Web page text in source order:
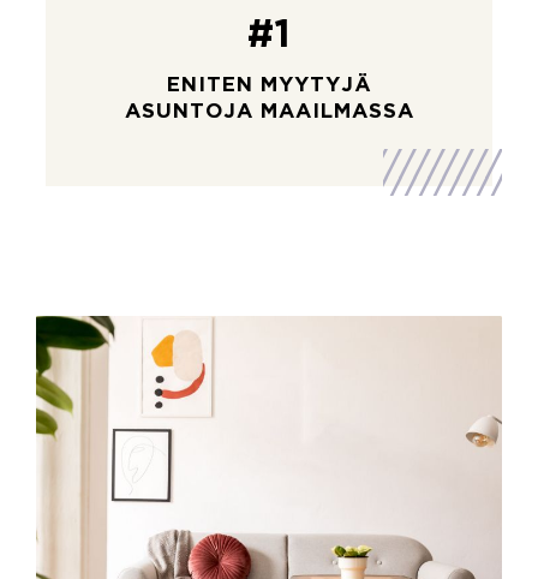
#1
ENITEN MYYTYJÄ
ASUNTOJA MAAILMASSA